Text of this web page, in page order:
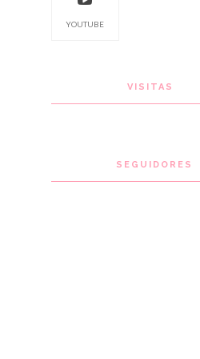
YOUTUBE
VISITAS
SEGUIDORES